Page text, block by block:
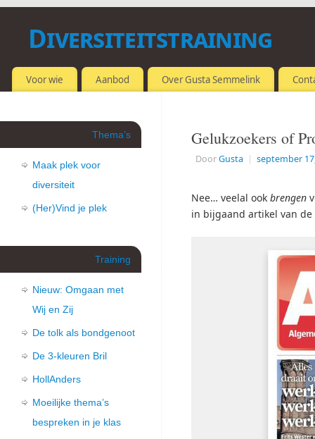
Diversiteitstraining
Voor wie Aanbod Over Gusta Semmelink
Gelukzoekers of
DoorGusta | september
Nee… veelal ook brengen
in bijgaand artikel van
Thema’s
Maak plek voor
diversiteit
(Her)Vind je plek
Training
Nieuw: Omgaan met
Wij en Zij
De tolk als bondgenoot
De 3-kleuren Bril
HollAnders
Moeilijke thema’s
bespreken in je klas